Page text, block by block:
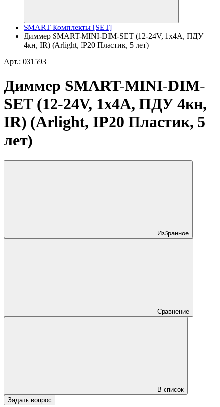
SMART Комплекты [SET]
Диммер SMART-MINI-DIM-SET (12-24V, 1x4A, ПДУ
4кн, IR) (Arlight, IP20 Пластик, 5 лет)
Арт.: 031593
Диммер SMART-MINI-DIM-
SET (12-24V, 1x4A, ПДУ 4кн,
IR) (Arlight, IP20 Пластик, 5
лет)
Избранное
Сравнение
В список
Задать вопрос